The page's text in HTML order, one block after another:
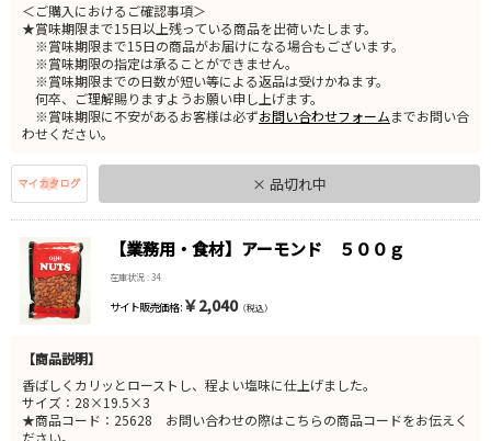
＜ご購入におけるご確認事項＞
★賞味期限まで15日以上残っている商品を出荷いたします。
※賞味期限まで15日の商品がお届けになる場合もございます。
※賞味期限の指定は承ることができません。
※賞味期限までの日数が短い等による返品は受けかねます。
何卒、ご理解賜りますようお願い申し上げます。
※賞味期限に不安があるお客様は必ずお問い合わせフォームまでお問い合
わせください。
× 品切れ中
【業務用・食材】アーモンド ５００ｇ
在庫状況 : 34
サイト販売価格 : ￥2,040（税込）
【商品説明】
香ばしくカリッとローストし、程よい塩味に仕上げました。
サイズ：28×19.5×3
★商品コード：25628 お問い合わせの際はこちらの商品コードをお伝えく
ださい。